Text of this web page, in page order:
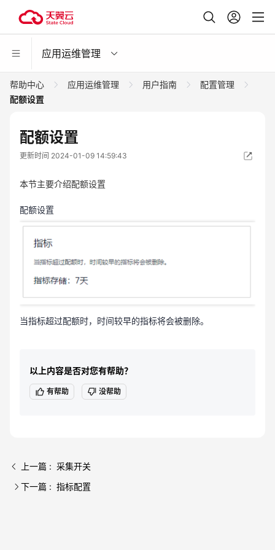
应用运维管理
帮助中心 应用运维管理 用户指南
配置管理
配额设置
配额设置
更新时间 2024-01-09 14:59:43
本节主要介绍配额设置
配额设置
当指标超过配额时，时间较早的指标将会被删除。
以上内容是否对您有帮助？
有帮助 没帮助
上一篇 : 采集开关
下一篇 : 指标配置